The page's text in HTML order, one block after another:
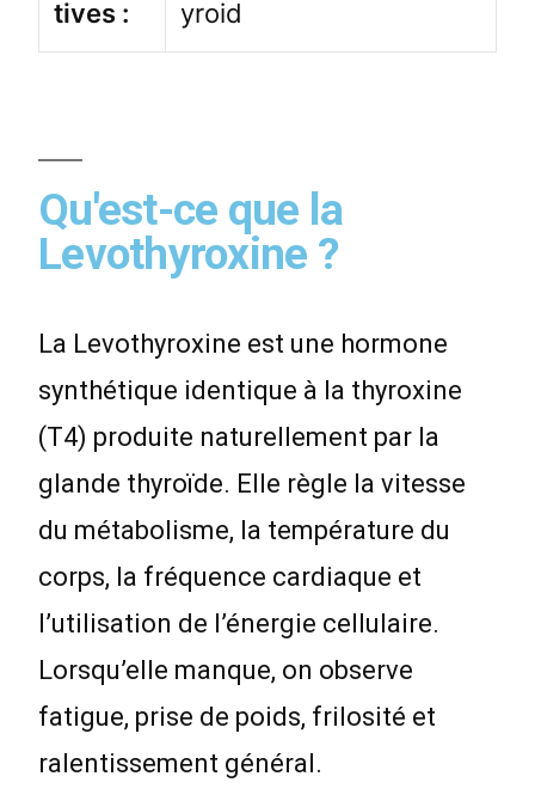
tives : yroid
Qu'est-ce que la
Levothyroxine ?
La Levothyroxine est une hormone
synthétique identique à la thyroxine
(T4) produite naturellement par la
glande thyroïde. Elle règle la vitesse
du métabolisme, la température du
corps, la fréquence cardiaque et
l’utilisation de l’énergie cellulaire.
Lorsqu’elle manque, on observe
fatigue, prise de poids, frilosité et
ralentissement général.